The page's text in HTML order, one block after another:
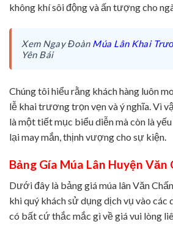
không khí sôi động và ấn tượng cho
Xem Ngay Đoàn Múa Lân Khai
Yên Bái
Chúng tôi hiểu rằng khách hàng luôn
lễ khai trương trọn vẹn và ý nghĩa. Vì
là một tiết mục biểu diễn mà còn là
lại may mắn, thịnh vượng cho sự kiện.
Bảng Gía Múa Lân Huyện Văn
Dưới đây là bảng giá múa lân Văn
khi quý khách sử dụng dịch vụ vào
có bất cứ thắc mắc gì về giá vui lòng